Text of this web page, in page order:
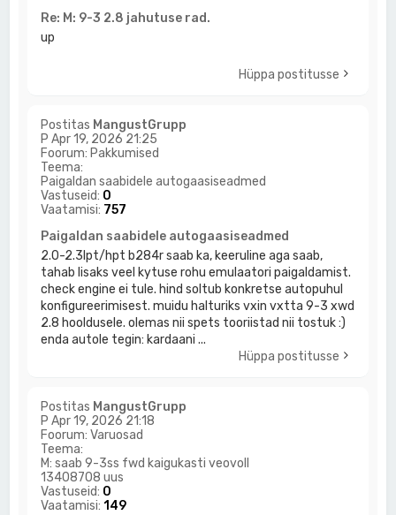
Re: M: 9-3 2.8 jahutuse rad.
up
Hüppa postitusse
Postitas MangustGrupp
P Apr 19, 2026 21:25
Foorum: Pakkumised
Teema:
Paigaldan saabidele autogaasiseadmed
Vastuseid: 0
Vaatamisi: 757
Paigaldan saabidele autogaasiseadmed
2.0-2.3lpt/hpt b284r saab ka, keeruline aga saab,
tahab lisaks veel kytuse rohu emulaatori paigaldamist.
check engine ei tule. hind soltub konkretse autopuhul
konfigureerimisest. muidu halturiks vxin vxtta 9-3 xwd
2.8 hooldusele. olemas nii spets tooriistad nii tostuk :)
enda autole tegin: kardaani ...
Hüppa postitusse
Postitas MangustGrupp
P Apr 19, 2026 21:18
Foorum:Varuosad
Teema:
M: saab 9-3ss fwd kaigukasti veovoll
13408708 uus
Vastuseid: 0
Vaatamisi:149